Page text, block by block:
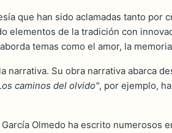
que han sido aclamadas tanto
elementos de la tradición con
temas como el amor, la
Su obra narrativa abarca
caminos del olvido", por ejemplo,
Olmedo ha escrito numerosos